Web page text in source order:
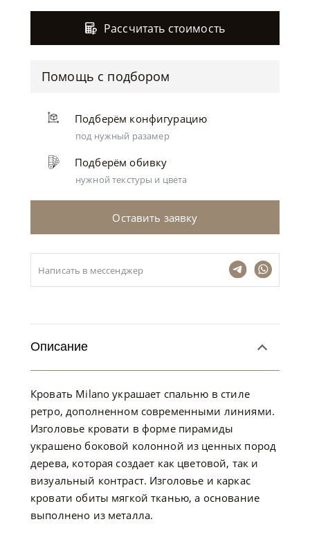
Рассчитать стоимость
Помощь с подбором
Подберём конфигурацию
под нужный разамер
Подберём обивку
нужной текстуры и цвета
Оставить заявку
Написать в мессенджер
Описание
Кровать Milano украшает спальню в стиле
ретро, дополненном современными линиями.
Изголовье кровати в форме пирамиды
украшено боковой колонной из ценных пород
дерева, которая создает как цветовой, так и
визуальный контраст. Изголовье и каркас
кровати обиты мягкой тканью, а основание
выполнено из металла.